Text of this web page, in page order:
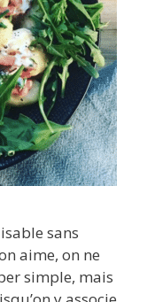
sans
aime, on ne
simple, mais